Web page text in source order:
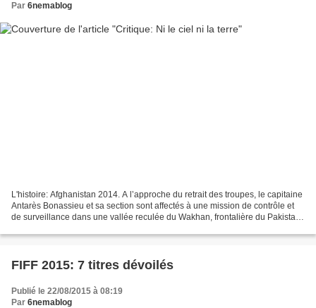
Par 6nemablog
L'histoire: Afghanistan 2014. A l’approche du retrait des troupes, le capitaine
Antarès Bonassieu et sa section sont affectés à une mission de contrôle et
de surveillance dans une vallée reculée du Wakhan, frontalière du Pakistan.
FIFF 2015: 7 titres dévoilés
Publié le 22/08/2015 à 08:19
Par 6nemablog